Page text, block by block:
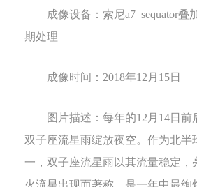
成像设备： 索尼a7 sequator叠
期处理
成像时间： 2018年12 月 15日
图片描述： 每年的12 月 14日前
双子座流星雨绽放夜空。作为北半
一，双子座流星雨以其流量稳定，
火流星出现而著称，是一年中最绚